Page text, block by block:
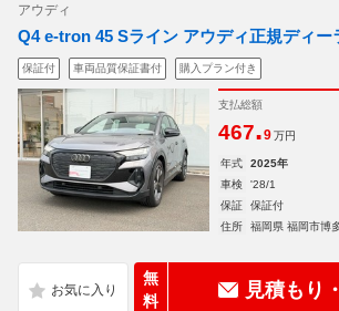
アウディ
Q4 e-tron 45 Sライン アウディ正規ディー
保証付 車両品質保証書付 購入プラン付き
支払総額
467.9 万円
年式 2025年
車検
'28/1
保証
保証付
住所
福岡県 福岡市博
無
料
見積もり